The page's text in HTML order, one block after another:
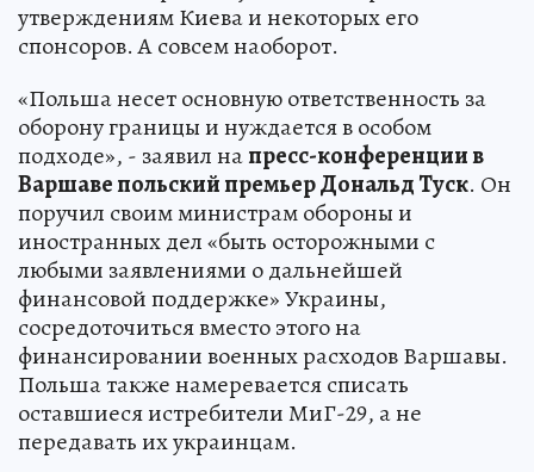
утверждениям Киева и некоторых его
спонсоров. А совсем наоборот.
«Польша несет основную ответственность за
оборону границы и нуждается в особом
подходе», - заявил напресс-конференции в
Варшаве польский премьер Дональд Туск. Он
поручил своим министрам обороны и
иностранных дел «быть осторожными с
любыми заявлениями о дальнейшей
финансовой поддержке» Украины,
сосредоточиться вместо этого на
финансировании военных расходов Варшавы.
Польша также намеревается списать
оставшиеся истребители МиГ-29, а не
передавать их украинцам.